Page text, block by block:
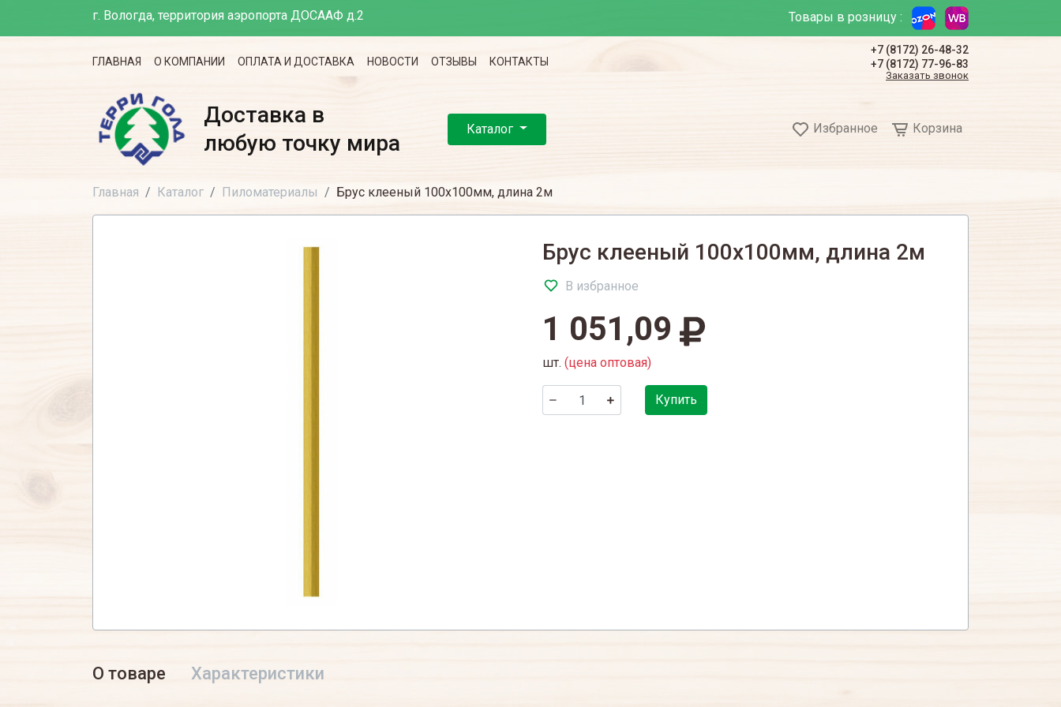
г. Вологда, территория аэропорта ДОСААФ д.2 Товары в розницу :
ГЛАВНАЯ О КОМПАНИИ ОПЛАТА И ДОСТАВКА НОВОСТИ ОТЗЫВЫ КОНТАКТЫ
+7 (8172) 26-48-32
+7 (8172) 77-96-83
Заказать звонок
Доставка в
любую точку мира
Избранное Корзина
Каталог
Главная Каталог Пиломатериалы Брус клееный 100х100мм, длина 2м
Брус клееный 100х100мм, длина 2м
В избранное
1 051,09
шт. (цена оптовая)
Купить
О товаре Характеристики